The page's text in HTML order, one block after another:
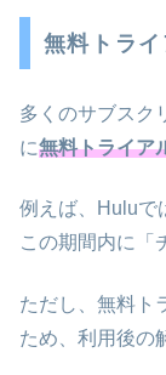
無料トラ
多くのサブスク
に無料トライア
例えば、Huluで
この期間内に「
ただし、無料ト
ため、利用後の